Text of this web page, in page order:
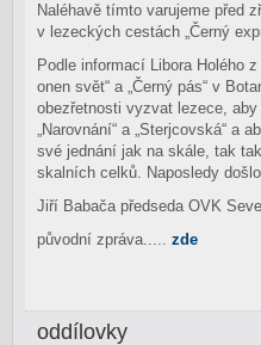
Naléhavě tímto varujeme před
v lezeckých cestách „Černý
Podle informací Libora Holého
onen svět“ a „Černý pás“ v
obezřetnosti vyzvat lezece,
„Narovnání“ a „Sterjcovská“ a
své jednání jak na skále, tak
skalních celků. Naposledy
Jiří Babača předseda OVK
původní zpráva..... zde
oddílovky